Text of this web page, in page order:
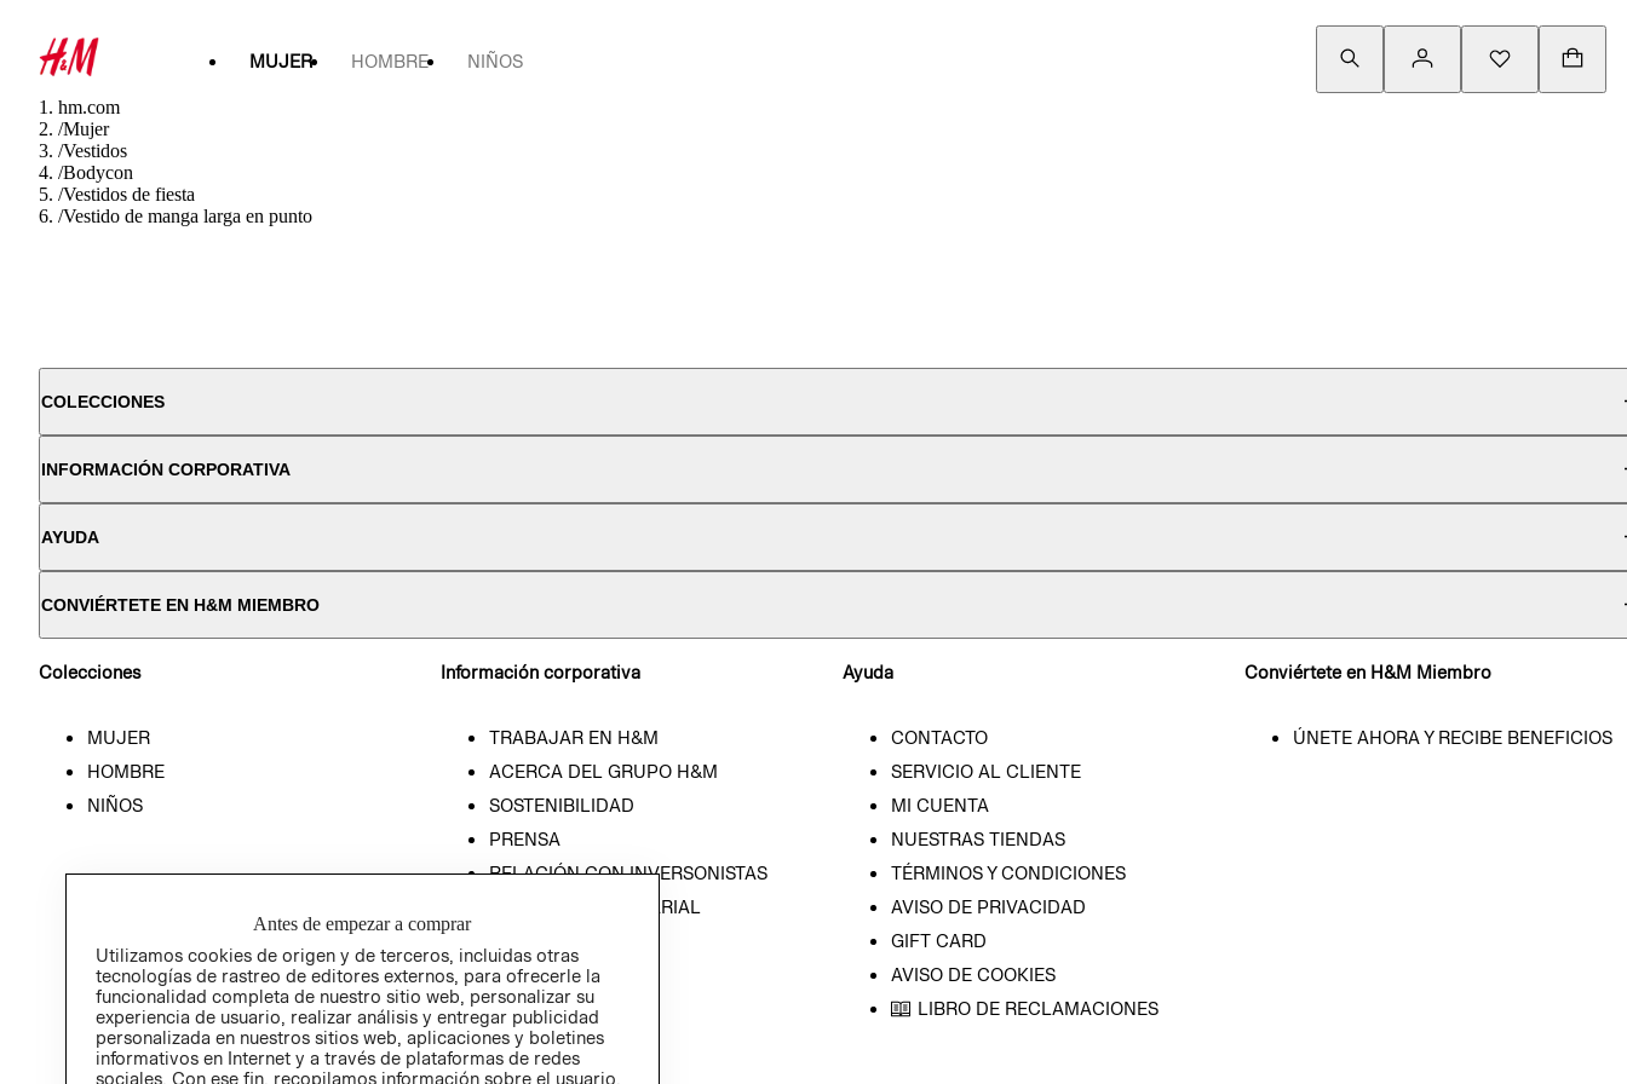
MUJER HOMBRE NIÑOS
hm.com
/Mujer
/Vestidos
/Bodycon
/Vestidos de fiesta
/Vestido de manga larga en punto
COLECCIONES
INFORMACIÓN CORPORATIVA
AYUDA
CONVIÉRTETE EN H&M MIEMBRO
Colecciones
MUJER
HOMBRE
NIÑOS
Información corporativa
TRABAJAR EN H&M
ACERCA DEL GRUPO H&M
SOSTENIBILIDAD
PRENSA
RELACIÓN CON INVERSONISTAS
POLÍTICA EMPRESARIAL
Ayuda
CONTACTO
SERVICIO AL CLIENTE
MI CUENTA
NUESTRAS TIENDAS
TÉRMINOS Y CONDICIONES
AVISO DE PRIVACIDAD
GIFT CARD
AVISO DE COOKIES
LIBRO DE RECLAMACIONES
Conviértete en H&M Miembro
ÚNETE AHORA Y RECIBE BENEFICIOS
Antes de empezar a comprar
Utilizamos cookies de origen y de terceros, incluidas otras
tecnologías de rastreo de editores externos, para ofrecerle la
funcionalidad completa de nuestro sitio web, personalizar su
experiencia de usuario, realizar análisis y entregar publicidad
personalizada en nuestros sitios web, aplicaciones y boletines
informativos en Internet y a través de plataformas de redes
sociales. Con ese fin, recopilamos información sobre el usuario,